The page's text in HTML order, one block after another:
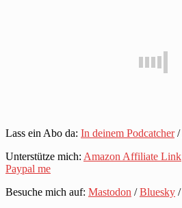
Lass ein Abo da: In deinem Podcatcher/
Unterstütze mich: Amazon Affiliate Link
Paypal me
Besuche mich auf: Mastodon /Bluesky /